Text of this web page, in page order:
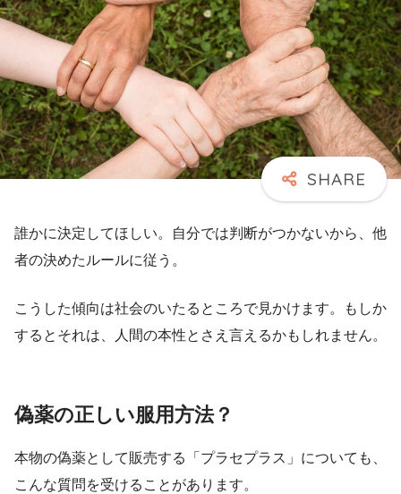
誰かに決定してほしい。自分では判断がつかないから、他
者の決めたルールに従う。
こうした傾向は社会のいたるところで見かけます。もしか
するとそれは、人間の本性とさえ言えるかもしれません。
偽薬の正しい服用方法？
本物の偽薬として販売する「プラセプラス」についても、
こんな質問を受けることがあります。